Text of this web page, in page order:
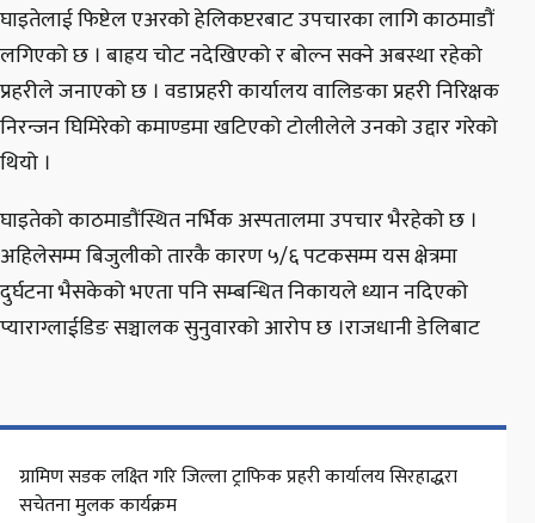
घाइतेलाई फिष्टेल एअरको हेलिकप्टरबाट उपचारका लागि काठमाडौं
लगिएको छ । बाह्रय चोट नदेखिएको र बोल्न सक्ने अबस्था रहेको
प्रहरीले जनाएको छ । वडाप्रहरी कार्यालय वालिङका प्रहरी निरिक्षक
निरन्जन घिमिरेको कमाण्डमा खटिएको टोलीलेले उनको उद्दार गरेको
थियो ।
घाइतेको काठमाडौंस्थित नर्भिक अस्पतालमा उपचार भैरहेको छ ।
अहिलेसम्म बिजुलीको तारकै कारण ५/६ पटकसम्म यस क्षेत्रमा
दुर्घटना भैसकेको भएता पनि सम्बन्धित निकायले ध्यान नदिएको
प्याराग्लाईडिङ सञ्चालक सुनुवारको आरोप छ ।राजधानी डेलिबाट
ग्रामिण सडक लक्ष्ति गरि जिल्ला ट्राफिक प्रहरी कार्यालय सिरहाद्धरा
सचेतना मुलक कार्यक्रम